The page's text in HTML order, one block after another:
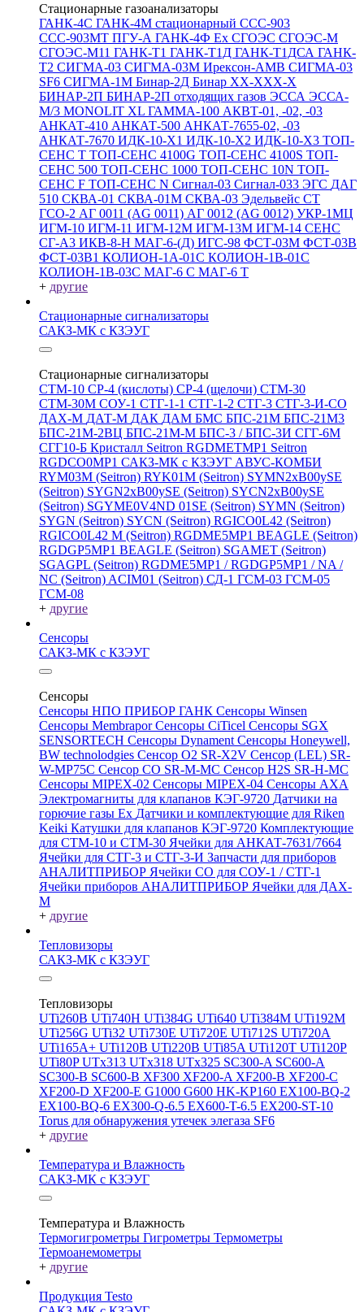
Стационарные газоанализаторы
ГАНК-4С ГАНК-4М стационарный ССС-903
ССС-903МТ ПГУ-А ГАНК-4Ф Ex СГОЭС СГОЭС-М
СГОЭС-М11 ГАНК-Т1 ГАНК-Т1Д ГАНК-Т1ДСА ГАНК-
Т2 СИГМА-03 СИГМА-03М Ирексон-АМВ СИГМА-03
SF6 СИГМА-1М Бинар-2Д Бинар ХХ-ХХХ-Х
БИНАР-2П БИНАР-2П отходящих газов ЭССА ЭССА-
М/3 MONOLIT XL ГАММА-100 АКВТ-01, -02, -03
АНКАТ-410 АНКАТ-500 АНКАТ-7655-02, -03
АНКАТ-7670 ИДК-10-Х1 ИДК-10-Х2 ИДК-10-Х3 ТОП-
СЕНС Т ТОП-СЕНС 4100G ТОП-СЕНС 4100S ТОП-
СЕНС 500 ТОП-СЕНС 1000 ТОП-СЕНС 10N ТОП-
СЕНС F ТОП-СЕНС N Сигнал-03 Сигнал-033 ЭГС ДАГ
510 СКВА-01 СКВА-01М СКВА-03 Эдельвейс СТ
ГСО-2 АГ 0011 (AG 0011) АГ 0012 (AG 0012) УКР-1МЦ
ИГМ-10 ИГМ-11 ИГМ-12М ИГМ-13М ИГМ-14 СЕНС
СГ-А3 ИКВ-8-Н МАГ-6-(Д) ИГС-98 ФСТ-03М ФСТ-03В
ФСТ-03В1 КОЛИОН-1А-01С КОЛИОН-1В-01С
КОЛИОН-1В-03С МАГ-6 С МАГ-6 Т
+ другие
Стационарные сигнализаторы
САКЗ-МК с КЗЭУГ
Стационарные сигнализаторы
СТМ-10 СР-4 (кислоты) СР-4 (щелочи) СТМ-30
СТМ-30М СОУ-1 СТГ-1-1 СТГ-1-2 СТГ-3 СТГ-3-И-CO
ДАХ-М ДАТ-М ДАК ДАМ БМС БПС-21М БПС-21М3
БПС-21М-2ВЦ БПС-21М-М БПС-3 / БПС-3И СГГ-6М
СГГ10-Б Кристалл Seitron RGDMETMP1 Seitron
RGDCO0MP1 САКЗ-МК с КЗЭУГ АВУС-КОМБИ
RYM03M (Seitron) RYK01M (Seitron) SYMN2хB00ySE
(Seitron) SYGN2xB00ySE (Seitron) SYCN2xB00ySE
(Seitron) SGYME0V4ND 01SE (Seitron) SYMN (Seitron)
SYGN (Seitron) SYCN (Seitron) RGICO0L42 (Seitron)
RGICO0L42 M (Seitron) RGDME5MP1 BEAGLE (Seitron)
RGDGP5MP1 BEAGLE (Seitron) SGAMET (Seitron)
SGAGPL (Seitron) RGDME5MP1 / RGDGP5MP1 / NA /
NC (Seitron) ACIM01 (Seitron) СД-1 ГСМ-03 ГСМ-05
ГСМ-08
+ другие
Сенсоры
САКЗ-МК с КЗЭУГ
Сенсоры
Сенсоры НПО ПРИБОР ГАНК Сенсоры Winsen
Сенсоры MembraporСенсоры CiTicel Сенсоры SGX
SENSORTECH Сенсоры Dynament Сенсоры Honeywell,
BW technolodgies Сенсор O2 SR-X2V Сенсор (LEL) SR-
W-MP75C Сенсор CO SR-M-MC Сенсор H2S SR-H-MC
Сенсоры MIPEX-02 Сенсоры MIPEX-04 Сенсоры АХА
Электромагниты для клапанов КЭГ-9720 Датчики на
горючие газы Ex Датчики и комплектующие для Riken
Keiki Катушки для клапанов КЭГ-9720 Комплектующие
для СТМ-10 и СТМ-30 Ячейки для АНКАТ-7631/7664
Ячейки для СТГ-3 и СТГ-3-И Запчасти для приборов
АНАЛИТПРИБОР Ячейки CO для СОУ-1 / СТГ-1
Ячейки приборов АНАЛИТПРИБОР Ячейки для ДАХ-
М
+ другие
Тепловизоры
САКЗ-МК с КЗЭУГ
Тепловизоры
UTi260В UTi740H UTi384G UTi640 UTi384M UTi192M
UTi256G UTi32 UTi730E UTi720E UTi712S UTi720A
UTi165A+ UTi120B UTi220B UTi85A UTi120T UTi120P
UTi80PUTx313 UTx318 UTx325 SC300-A SC600-A
SC300-B SC600-B XF300 XF200-A XF200-B XF200-C
XF200-D XF200-E G1000 G600 HK-KP160 EX100-BQ-2
EX100-BQ-6 EX300-Q-6.5 EX600-T-6.5 EX200-ST-10
Torus для обнаружения утечек элегаза SF6
+ другие
Температура и Влажность
САКЗ-МК с КЗЭУГ
Температура и Влажность
Термогигрометры Гигрометры Термометры
Термоанемометры
+ другие
Продукция Testo